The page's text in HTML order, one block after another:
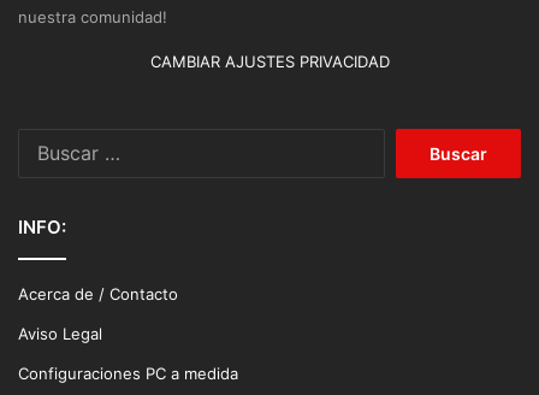
nuestra comunidad!
CAMBIAR AJUSTES PRIVACIDAD
INFO:
Acerca de / Contacto
Aviso Legal
Configuraciones PC a medida